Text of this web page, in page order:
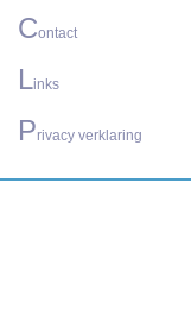
Contact
Links
Privacy verklaring